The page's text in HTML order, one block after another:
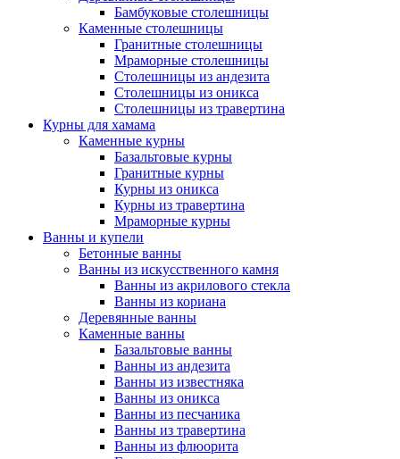
Бамбуковые столешницы
Каменные столешницы
Гранитные столешницы
Мраморные столешницы
Столешницы из андезита
Столешницы из оникса
Столешницы из травертина
Курны для хамама
Каменные курны
Базальтовые курны
Гранитные курны
Курны из оникса
Курны из травертина
Мраморные курны
Ванны и купели
Бетонные ванны
Ванны из искусственного камня
Ванны из акрилового стекла
Ванны из кориана
Деревянные ванны
Каменные ванны
Базальтовые ванны
Ванны из андезита
Ванны из известняка
Ванны из оникса
Ванны из песчаника
Ванны из травертина
Ванны из флюорита